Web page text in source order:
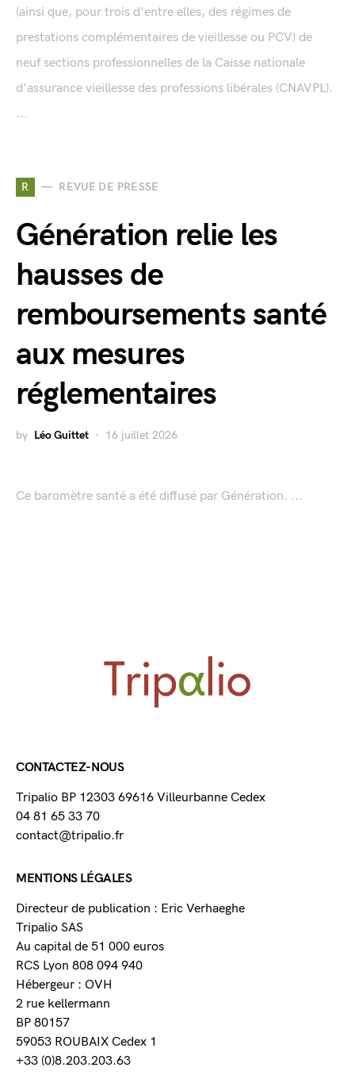
(ainsi que, pour trois d'entre elles, des régimes de
prestations complémentaires de vieillesse ou PCV) de
neuf sections professionnelles de la Caisse nationale
d'assurance vieillesse des professions libérales (CNAVPL).
...
R REVUE DE PRESSE
Génération relie les
hausses de
remboursements santé
aux mesures
réglementaires
by Léo Guittet 16 juillet 2026
Ce baromètre santé a été diffusé par Génération. ...
CONTACTEZ-NOUS
Tripalio BP 12303 69616 Villeurbanne Cedex
04 81 65 33 70
contact@tripalio.fr
MENTIONS LÉGALES
Directeur de publication : Eric Verhaeghe
Tripalio SAS
Au capital de 51 000 euros
RCS Lyon 808 094 940
Hébergeur : OVH
2 rue kellermann
BP 80157
59053 ROUBAIX Cedex 1
+33 (0)8.203.203.63